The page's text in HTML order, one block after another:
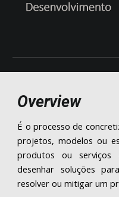
Overview
É o processo de
projetos, modelos ou
produtos ou serviços
desenhar soluções
resolver ou mitigar um